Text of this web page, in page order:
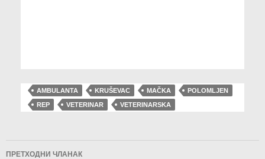
AMBULANTA KRUŠEVAC MAČKA
POLOMLJEN
REP
VETERINAR VETERINARSKA
Кретање
ПРЕТХОДНИ ЧЛАНАК